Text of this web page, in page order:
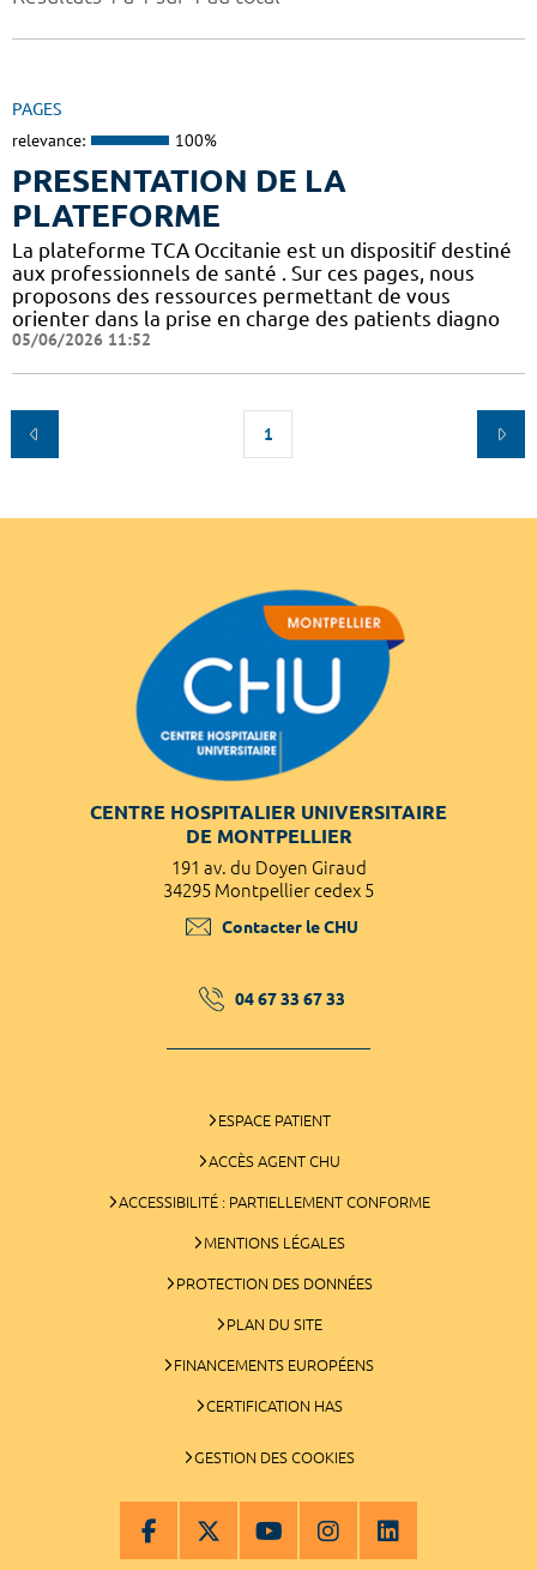
PAGES
relevance: 100%
PRESENTATION DE LA
PLATEFORME
La plateforme TCA Occitanie est un dispositif destiné
aux professionnels de santé . Sur ces pages, nous
proposons des ressources permettant de vous
orienter dans la prise en charge des patients diagno
05/06/2026 11:52
1
CENTRE HOSPITALIER UNIVERSITAIRE
DE MONTPELLIER
191 av. du Doyen Giraud
34295 Montpellier cedex 5
Contacter le CHU
04 67 33 67 33
ESPACE PATIENT
ACCÈS AGENT CHU
ACCESSIBILITÉ : PARTIELLEMENT CONFORME
MENTIONS LÉGALES
PROTECTION DES DONNÉES
PLAN DU SITE
FINANCEMENTS EUROPÉENS
CERTIFICATION HAS
GESTION DES COOKIES